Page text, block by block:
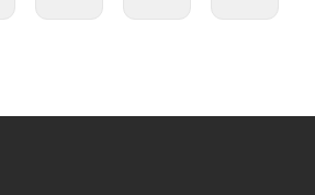
era:
attuale